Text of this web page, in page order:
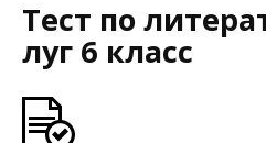
Тест по
луг 6 класс